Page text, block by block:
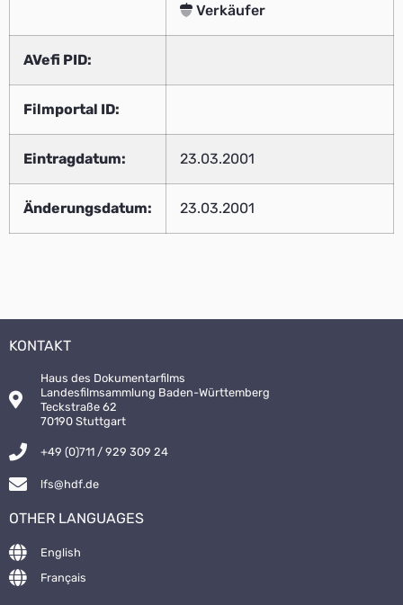
Verkäufer
AVefi PID:
Filmportal ID:
Eintragdatum: 23.03.2001
Änderungsdatum: 23.03.2001
KONTAKT
Haus des Dokumentarfilms
Landesfilmsammlung Baden-Württemberg
Teckstraße 62
70190 Stuttgart
+49 (0)711 / 929 309 24
lfs@hdf.de
OTHER LANGUAGES
English
Français